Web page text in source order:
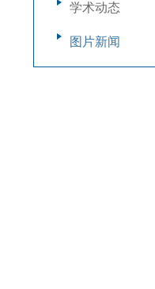
学术动态
图片新闻